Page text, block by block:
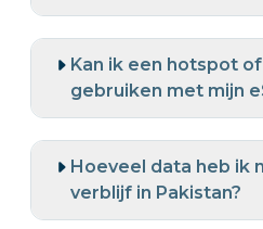
Kan ik een hotspot
gebruiken met mijn
Hoeveel data heb ik
verblijf in Pakistan?